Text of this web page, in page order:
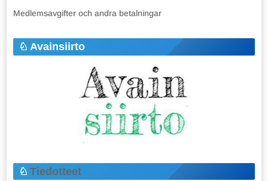
Medlemsavgifter och andra betalningar
Avainsiirto
Tiedotteet